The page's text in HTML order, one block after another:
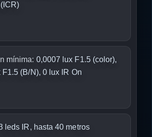
mínima: 0,0007 lux F1.5 (color),
(B/N), 0 lux IR On
leds IR, hasta 40 metros